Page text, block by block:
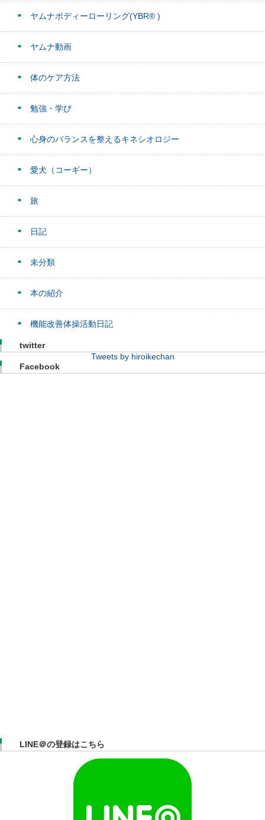
ヤムナボディーローリング(YBR® )
ヤムナ動画
体のケア方法
勉強・学び
心身のバランスを整えるキネシオロジー
愛犬（コーギー）
旅
日記
未分類
本の紹介
機能改善体操活動日記
twitter
Tweets by hiroikechan
Facebook
LINE＠の登録はこちら